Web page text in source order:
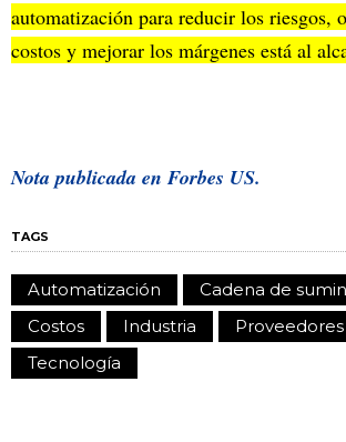
automatización para reducir los riesgos,
costos y mejorar los márgenes está al
Nota publicada enForbes US.
TAGS
Automatización
Cadena de
Costos
Industria
Proveedores
Tecnología